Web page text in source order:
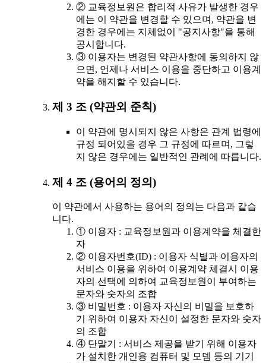
② 교육정보원은 합리적 사유가 발생한 경우
에는 이 약관을 변경할 수 있으며, 약관을 변
경한 경우에는 지체없이 "공지사항"을 통해
공시합니다.
③ 이용자는 변경된 약관사항에 동의하지 않
으면, 언제나 서비스 이용을 중단하고 이용계
약을 해지할 수 있습니다.
제 3 조 (약관외 준칙)
이 약관에 명시되지 않은 사항은 관계 법령에
규정 되어있을 경우 그 규정에 따르며, 그렇
지 않은 경우에는 일반적인 관례에 따릅니다.
제 4 조 (용어의 정의)
이 약관에서 사용하는 용어의 정의는 다음과 같습
니다.
① 이용자 : 교육정보원과 이용계약을 체결한
자
② 이용자번호(ID) : 이용자 식별과 이용자의
서비스 이용을 위하여 이용계약 체결시 이용
자의 선택에 의하여 교육정보원이 부여하는
문자와 숫자의 조합
③ 비밀번호 : 이용자 자신의 비밀을 보호하
기 위하여 이용자 자신이 설정한 문자와 숫자
의 조합
④ 단말기 : 서비스 제공을 받기 위해 이용자
가 설치한 개인용 컴퓨터 및 모뎀 등의 기기